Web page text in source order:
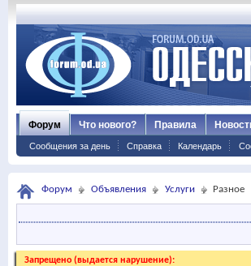
Форум
Сообщения за день Справка Календарь
Что нового? Правила
Форум Объявления Услуги Разное
Запрещено (выдается нарушение):